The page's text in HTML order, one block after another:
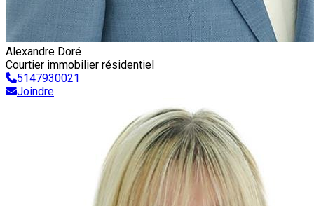
Alexandre Doré
Courtier immobilier résidentiel
5147930021
Joindre